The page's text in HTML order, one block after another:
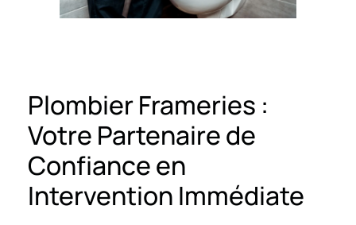
Plombier Frameries :
Votre Partenaire de
Confiance en
Intervention Immédiate